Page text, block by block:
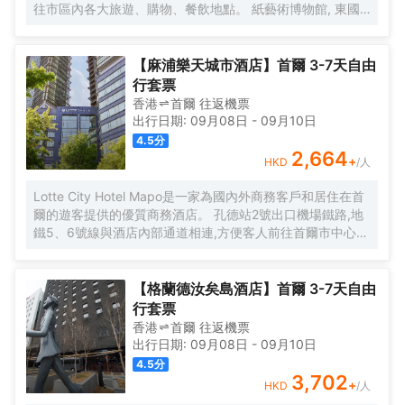
往市區內各大旅遊、購物、餐飲地點。 紙藝術博物館, 東國
普遍好評。 酒店的特色服務有無線網絡, 洗衣服務/乾洗, 會
議設施, 保險箱, 接送服務。 喜普樂吉酒店首爾東大門有裝修
精美的客房，每間都配有液晶電視/等離子電視, 空調, 冰箱,
無線上網（免費）。 酒店內的健身中心是忙碌的一天後放鬆
身心的理想去處。 想在首爾尋找舒適又便捷的酒店，就一定
要考慮喜普樂吉酒店首爾東大門，能帶給您賓至如歸的感
覺。
【麻浦樂天城市酒店】首爾 3-7天自由
行套票
香港 首爾 往返機票
出行日期: 09月08日 - 09月10日
4.5分
HKD 2,664+/人
Lotte City Hotel Mapo是一家為國內外商務客戶和居住在首
爾的遊客提供的優質商務酒店。 孔德站2號出口機場鐵路,地
鐵5、6號線與酒店內部通道相連,方便客人前往首爾市中心和
新村、明洞。 Lotte City Hotel Mapo酒店為客人提供舒適的
客房、現代化的餐廳Naru、自然採光的室內游泳池、商務會
議室和健身中心等設施,提供與眾不同的服務,為客人提供舒適
的放鬆和成功的商務環境。
【格蘭德汝矣島酒店】首爾 3-7天自由
行套票
香港 首爾 往返機票
出行日期: 09月08日 - 09月10日
4.5分
HKD 3,702+/人